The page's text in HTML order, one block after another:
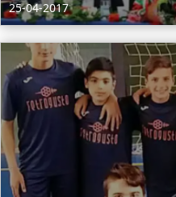
25-04-2017